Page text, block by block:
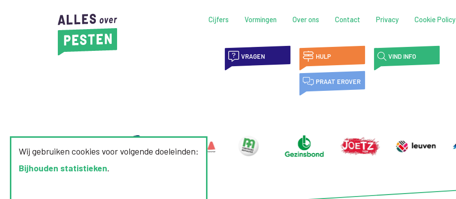
Cijfers Vormingen Over ons Contact Privacy Cookie Policy
VRAGEN HULP VIND INFO
PRAAT EROVER
Wij gebruiken cookies voor volgende doeleinden:
Bijhouden statistieken.